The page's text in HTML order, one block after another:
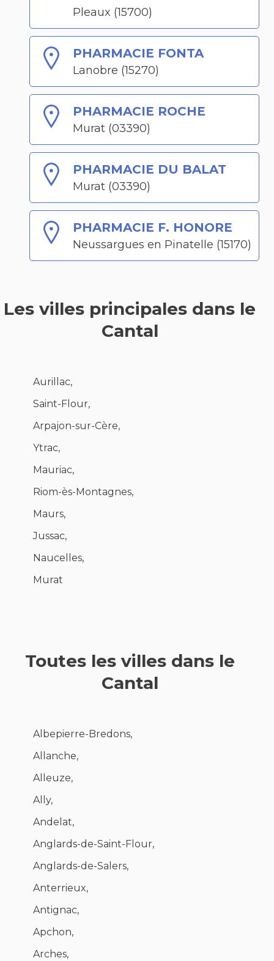
Pleaux (15700)
PHARMACIE FONTA
Lanobre (15270)
PHARMACIE ROCHE
Murat (03390)
PHARMACIE DU BALAT
Murat (03390)
PHARMACIE F. HONORE
Neussargues en Pinatelle (15170)
Les villes principales dans le
Cantal
Aurillac,
Saint-Flour,
Arpajon-sur-Cère,
Ytrac,
Mauriac,
Riom-ès-Montagnes,
Maurs,
Jussac,
Naucelles,
Murat
Toutes les villes dans le
Cantal
Albepierre-Bredons,
Allanche,
Alleuze,
Ally,
Andelat,
Anglards-de-Saint-Flour,
Anglards-de-Salers,
Anterrieux,
Antignac,
Apchon,
Arches,